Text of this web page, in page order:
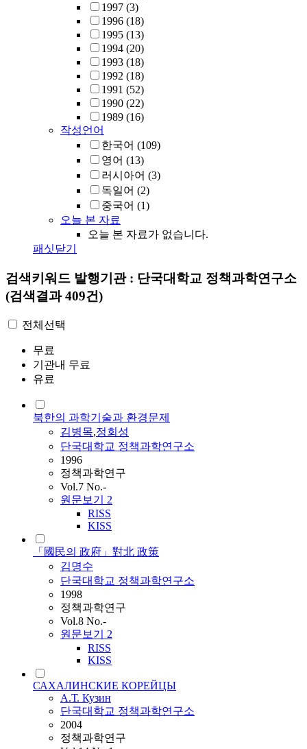
1997 (3)
1996 (18)
1995 (13)
1994 (20)
1993 (18)
1992 (18)
1991 (52)
1990 (22)
1989 (16)
작성언어
한국어 (109)
영어 (13)
러시아어 (3)
독일어 (2)
중국어 (1)
오늘 본 자료
오늘 본 자료가 없습니다.
패싯닫기
검색키워드 발행기관 : 단국대학교 정책과학연구소
(검색결과 409건)
전체선택
무료
기관내 무료
유료
북한의 과학기술과 환경문제
김병목,정회성
단국대학교 정책과학연구소
1996
정책과학연구
Vol.7 No.-
원문보기 2
RISS
KISS
「國民의 政府」對北 政策
김명수
단국대학교 정책과학연구소
1998
정책과학연구
Vol.8 No.-
원문보기 2
RISS
KISS
САХАЛИНСКИЕ КОРЕЙЦЫ
А.Т. Кузин
단국대학교 정책과학연구소
2004
정책과학연구